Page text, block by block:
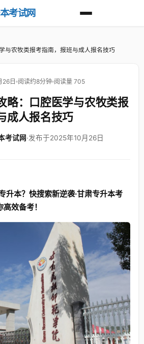
考试网
与农牧类报考指南，报班与成人报名技巧
26日 阅读约8分钟 阅读量 705
略：口腔医学与农牧类报
成人报名技巧
考试网·发布于2025年10月26日
升本？快搜索新逆袭·甘肃专升本考
效备考！